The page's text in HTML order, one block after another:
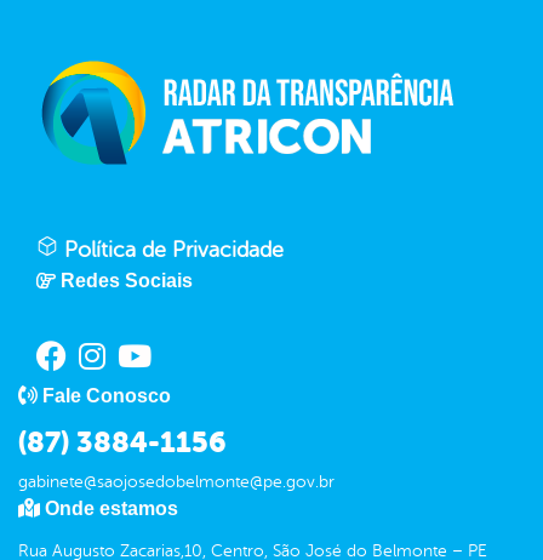
Política de Privacidade
Redes Sociais
Fale Conosco
(87) 3884-1156
gabinete@saojosedobelmonte@pe.gov.br
Onde estamos
Rua Augusto Zacarias,10, Centro, São José do Belmonte – PE